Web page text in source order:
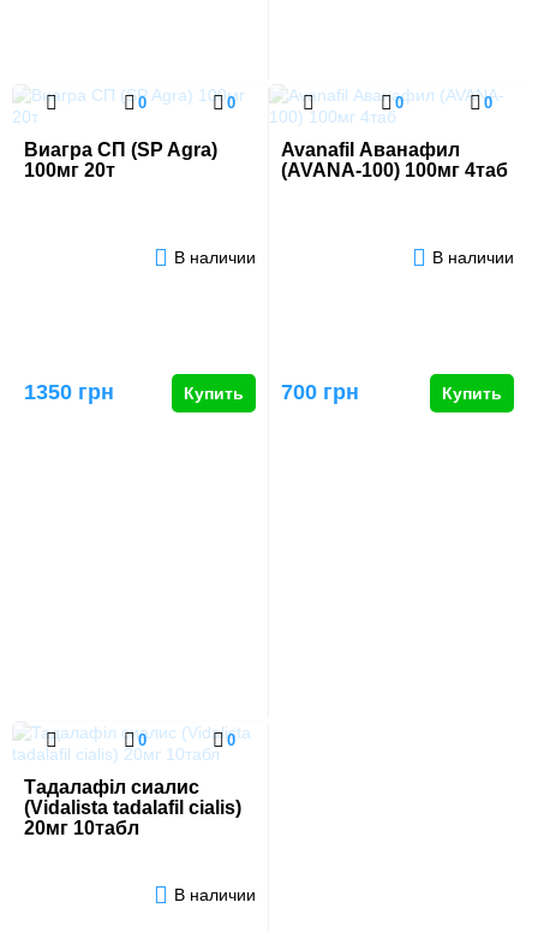
0 0
Виагра СП (SP Agra)
100мг 20т
В наличии
1350 грн Купить
0 0
Avanafil Аванафил
(AVANA-100) 100мг 4таб
В наличии
700 грн Купить
0 0
Тадалафіл сиалис
(Vidalista tadalafil cialis)
20мг 10табл
В наличии